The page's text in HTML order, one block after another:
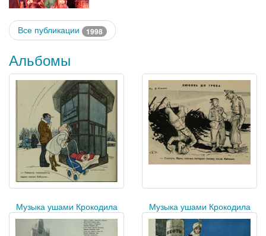
Все публикации 1998
Альбомы
Музыка ушами Крокодила Музыка ушами Крокодила